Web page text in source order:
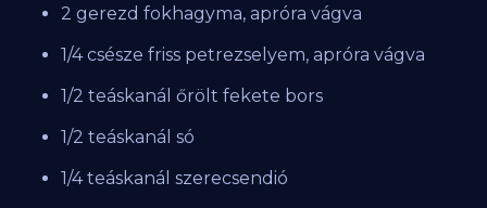
2 gerezd fokhagyma, apróra vágva
1/4 csésze friss petrezselyem, apróra vágva
1/2 teáskanál őrölt fekete bors
1/2 teáskanál só
1/4 teáskanál szerecsendió